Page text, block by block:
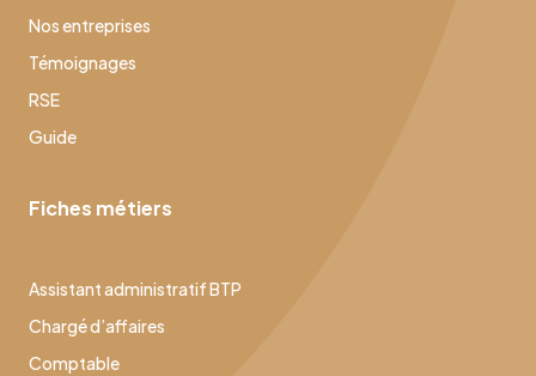
Nos entreprises
Témoignages
RSE
Guide
Fiches métiers
Assistant administratif BTP
Chargé d’affaires
Comptable